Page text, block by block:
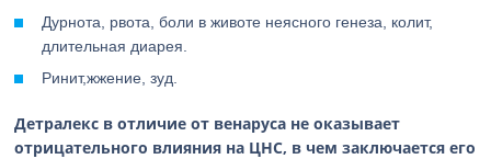
Дурнота, рвота, боли в животе неясного генеза, колит,
длительная диарея.
Ринит,жжение, зуд.
Детралекс в отличие от венаруса не оказывает
отрицательного влияния на ЦНС, в чем заключается его